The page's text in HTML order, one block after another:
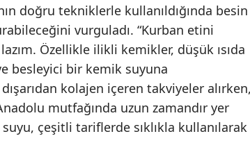
doğru tekniklerle kullanıldığında besin
vurguladı. “Kurban etini
Özellikle ilikli kemikler, düşük ısıda
besleyici bir kemik suyuna
kolajen içeren takviyeler
mutfağında uzun zamandır yer
çeşitli tariflerde sıklıkla kullanılarak